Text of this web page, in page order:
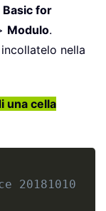
for
Modulo.
nella
una cella
20181010